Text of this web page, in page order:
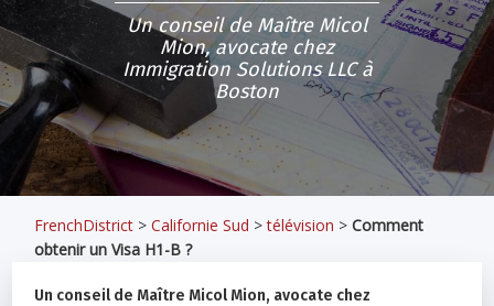
Un conseil de Maître Micol
Mion, avocate chez
Immigration Solutions LLC à
Boston
FrenchDistrict >Californie Sud >télévision >Comment
obtenir un Visa H1-B ?
Un conseil de Maître Micol Mion, avocate chez